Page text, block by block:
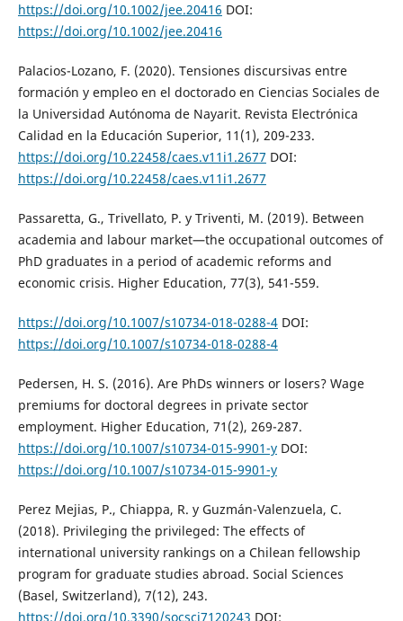
https://doi.org/10.1002/jee.20416 DOI:
https://doi.org/10.1002/jee.20416
Palacios-Lozano, F. (2020). Tensiones discursivas entre
formación y empleo en el doctorado en Ciencias Sociales de
la Universidad Autónoma de Nayarit. Revista Electrónica
Calidad en la Educación Superior, 11(1), 209-233.
https://doi.org/10.22458/caes.v11i1.2677 DOI:
https://doi.org/10.22458/caes.v11i1.2677
Passaretta, G., Trivellato, P. y Triventi, M. (2019). Between
academia and labour market—the occupational outcomes of
PhD graduates in a period of academic reforms and
economic crisis. Higher Education, 77(3), 541-559.
https://doi.org/10.1007/s10734-018-0288-4DOI:
https://doi.org/10.1007/s10734-018-0288-4
Pedersen, H. S. (2016). Are PhDs winners or losers? Wage
premiums for doctoral degrees in private sector
employment. Higher Education, 71(2), 269-287.
https://doi.org/10.1007/s10734-015-9901-yDOI:
https://doi.org/10.1007/s10734-015-9901-y
Perez Mejias, P., Chiappa, R. y Guzmán-Valenzuela, C.
(2018). Privileging the privileged: The effects of
international university rankings on a Chilean fellowship
program for graduate studies abroad. Social Sciences
(Basel, Switzerland), 7(12), 243.
https://doi.org/10.3390/socsci7120243 DOI: